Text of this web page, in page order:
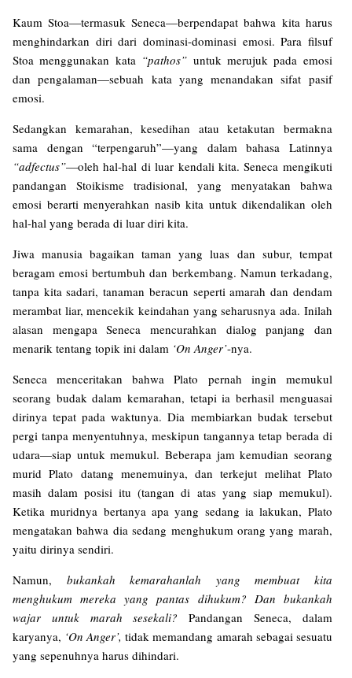
Kaum Stoa—termasuk Seneca—berpendapat bahwa kita harus
menghindarkan diri dari dominasi-dominasi emosi. Para filsuf
Stoa menggunakan kata “pathos” untuk merujuk pada emosi
dan pengalaman—sebuah kata yang menandakan sifat pasif
emosi.
Sedangkan kemarahan, kesedihan atau ketakutan bermakna
sama dengan “terpengaruh”—yang dalam bahasa Latinnya
“adfectus”—oleh hal-hal di luar kendali kita. Seneca mengikuti
pandangan Stoikisme tradisional, yang menyatakan bahwa
emosi berarti menyerahkan nasib kita untuk dikendalikan oleh
hal-hal yang berada di luar diri kita.
Jiwa manusia bagaikan taman yang luas dan subur, tempat
beragam emosi bertumbuh dan berkembang. Namun terkadang,
tanpa kita sadari, tanaman beracun seperti amarah dan dendam
merambat liar, mencekik keindahan yang seharusnya ada. Inilah
alasan mengapa Seneca mencurahkan dialog panjang dan
menarik tentang topik ini dalam ‘On Anger’-nya.
Seneca menceritakan bahwa Plato pernah ingin memukul
seorang budak dalam kemarahan, tetapi ia berhasil menguasai
dirinya tepat pada waktunya. Dia membiarkan budak tersebut
pergi tanpa menyentuhnya, meskipun tangannya tetap berada di
udara—siap untuk memukul. Beberapa jam kemudian seorang
murid Plato datang menemuinya, dan terkejut melihat Plato
masih dalam posisi itu (tangan di atas yang siap memukul).
Ketika muridnya bertanya apa yang sedang ia lakukan, Plato
mengatakan bahwa dia sedang menghukum orang yang marah,
yaitu dirinya sendiri.
Namun, bukankah kemarahanlah yang membuat kita
menghukum mereka yang pantas dihukum? Dan bukankah
wajar untuk marah sesekali? Pandangan Seneca, dalam
karyanya, ‘On Anger’,tidak memandang amarah sebagai sesuatu
yang sepenuhnya harus dihindari.